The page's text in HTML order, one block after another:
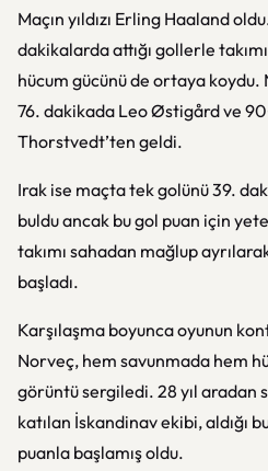
Maçın yıldızı Erling Haaland
dakikalarda attığı gollerle
hücum gücünü de ortaya
76. dakikada Leo Østigård ve
Thorstvedt’ten geldi.
Irak ise maçta tek golünü 39.
buldu ancak bu gol puan için
takımı sahadan mağlup
başladı.
Karşılaşma boyunca oyunun
Norveç, hem savunmada hem
görüntü sergiledi. 28 yıl aradan
katılan İskandinav ekibi, aldığı
puanla başlamış oldu.